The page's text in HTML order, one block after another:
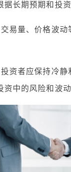
长期预期和投资
易量、价格波
资者应保持冷静
中的风险和波动